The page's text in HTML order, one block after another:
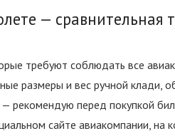
— сравнительная
требуют соблюдать все
размеры и вес ручной клади,
рекомендую перед покупкой
сайте авиакомпании, на